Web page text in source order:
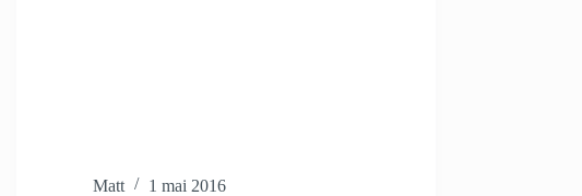
Matt 1 mai 2016